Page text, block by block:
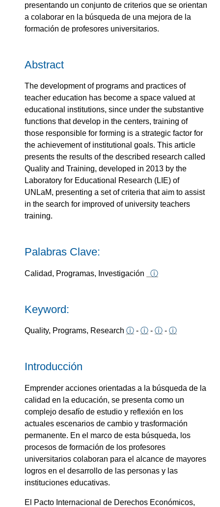
presentando un conjunto de criterios que se orientan
a colaborar en la búsqueda de una mejora de la
formación de profesores universitarios.
Abstract
The development of programs and practices of
teacher education has become a space valued at
educational institutions, since under the substantive
functions that develop in the centers, training of
those responsible for forming is a strategic factor for
the achievement of institutional goals. This article
presents the results of the described research called
Quality and Training, developed in 2013 by the
Laboratory for Educational Research (LIE) of
UNLaM, presenting a set of criteria that aim to assist
in the search for improved of university teachers
training.
Palabras Clave:
Calidad, Programas, Investigación ⓘ
Keyword:
Quality, Programs, Research ⓘ - ⓘ - ⓘ - ⓘ
Introducción
Emprender acciones orientadas a la búsqueda de la
calidad en la educación, se presenta como un
complejo desafío de estudio y reflexión en los
actuales escenarios de cambio y trasformación
permanente. En el marco de esta búsqueda, los
procesos de formación de los profesores
universitarios colaboran para el alcance de mayores
logros en el desarrollo de las personas y las
instituciones educativas.
El Pacto Internacional de Derechos Económicos,